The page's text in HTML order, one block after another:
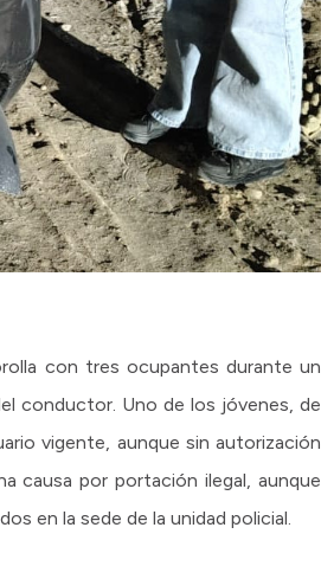
con tres ocupantes durante un
conductor. Uno de los jóvenes, de
vigente, aunque sin autorización
causa por portación ilegal, aunque
en la sede de la unidad policial.